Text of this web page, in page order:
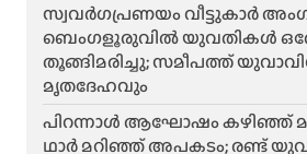
സ്വവർഗപ്രണയം വീട്ടുകാർ
ബെംഗളൂരുവിൽ യുവതികൾ
തൂങ്ങിമരിച്ചു; സമീപത്ത്
മൃതദേഹവും
പിറന്നാൾ ആഘോഷം കഴിഞ്ഞ്
ഥാർ മറിഞ്ഞ് അപകടം; രണ്ട്